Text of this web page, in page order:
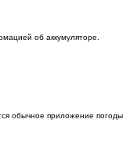
об аккумуляторе.
обычное приложение погоды